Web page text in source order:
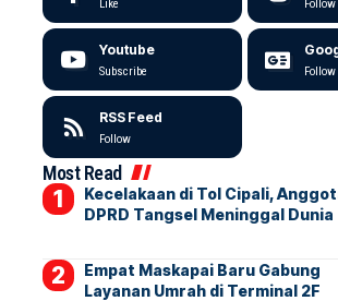
Like Follow
Youtube
Subscribe Follow
RSS Feed
Follow
Most Read
Kecelakaan di Tol Cipali,
DPRD Tangsel Meninggal Dunia
Empat Maskapai Baru Gabung
Layanan Umrah di Terminal 2F